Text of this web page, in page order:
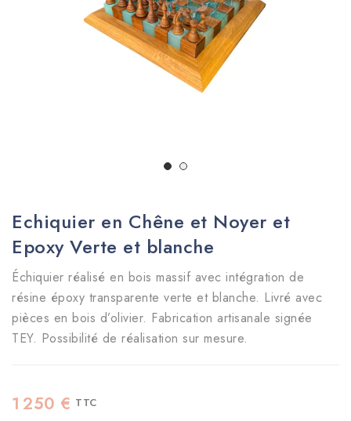
Echiquier en Chêne et Noyer et
Epoxy Verte et blanche
Échiquier réalisé en bois massif avec intégration de
résine époxy transparente verte et blanche. Livré avec
pièces en bois d’olivier. Fabrication artisanale signée
TEY. Possibilité de réalisation sur mesure.
1 250 € TTC